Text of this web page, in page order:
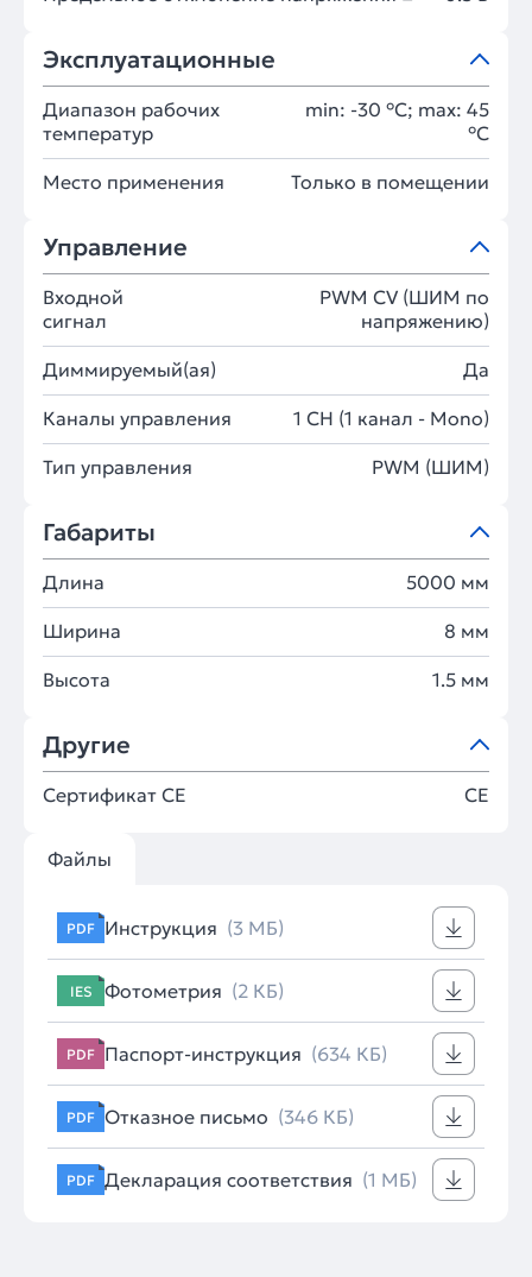
Эксплуатационные
Диапазон рабочих
температур
min: -30 °C; max: 45
°C
Место применения Только в помещении
Управление
Входной
сигнал
PWM СV (ШИМ по
напряжению)
Диммируемый(ая) Да
Каналы управления 1 CH (1 канал - Mono)
Тип управления PWM (ШИМ)
Габариты
Длина 5000 мм
Ширина 8 мм
Высота 1.5 мм
Другие
Сертификат CE CE
Файлы
PDF Инструкция (3 МБ)
IES Фотометрия (2 КБ)
PDF Паспорт-инструкция (634 КБ)
PDF Отказное письмо (346 КБ)
PDF Декларация соответствия (1 МБ)